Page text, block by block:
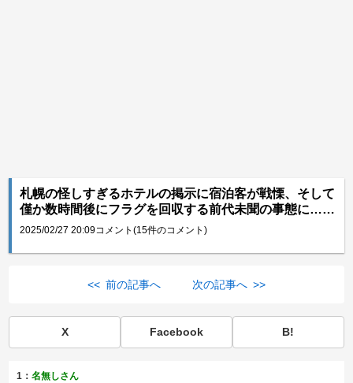
札幌の怪しすぎるホテルの掲示に宿泊客が戦慄、そして
僅か数時間後にフラグを回収する前代未聞の事態に……
2025/02/27 20:09コメント(15件のコメント)
<< 前の記事へ 次の記事へ >>
X Facebook B!
1：名無しさん